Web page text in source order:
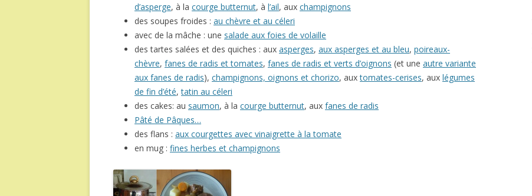
d’asperge, à la courge butternut, à l’ail, aux champignons
des soupes froides : au chèvre et au céleri
avec de la mâche : une salade aux foies de volaille
des tartes salées et des quiches : aux asperges, aux asperges et au bleu, poireaux-
chèvre, fanes de radis et tomates, fanes de radis et verts d’oignons (et une autre variante
aux fanes de radis), champignons, oignons et chorizo, auxtomates-cerises, aux légumes
de fin d’été,tatin au céleri
des cakes: au saumon, à la courge butternut, aux fanes de radis
Pâté de Pâques…
des flans : aux courgettes avec vinaigrette à la tomate
en mug : fines herbes et champignons